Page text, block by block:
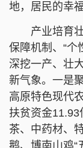
地，居民的幸
产业培育壮
保障机制、“个
深挖一产、壮
新气象。一是
高原特色现代
扶贫资金
茶、中药材、
鹅、博南山鸡“